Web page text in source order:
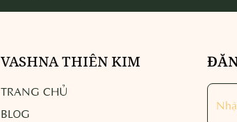
VASHNA THIÊN KIM
TRANG CHỦ
BLOG